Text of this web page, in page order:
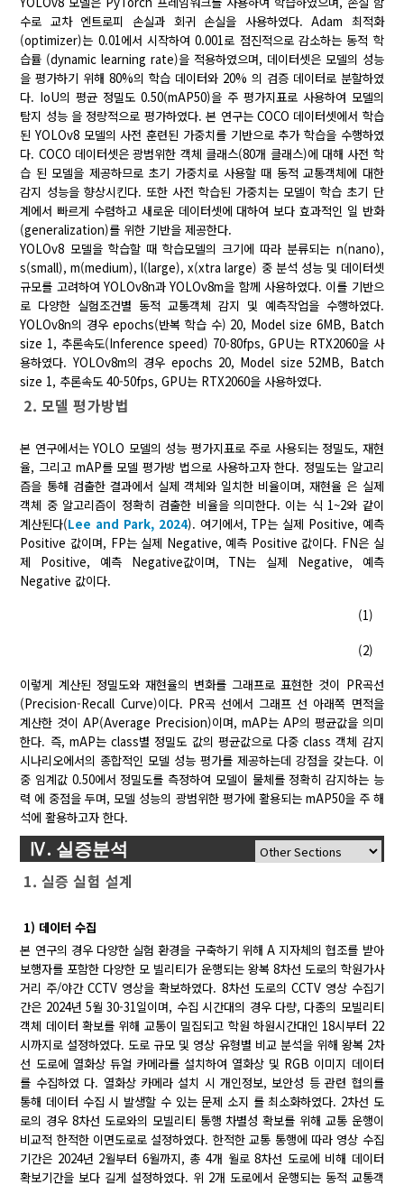
수로 교차 엔트로피 손실과 회귀 손실을 사용하였다. Adam 최적화
(optimizer)는 0.01에서 시작하여 0.001로 점진적으로 감소하는 동적 학
습률 (dynamic learning rate)을 적용하였으며, 데이터셋은 모델의 성능
을 평가하기 위해 80%의 학습 데이터와 20% 의 검증 데이터로 분할하였
다. IoU의 평균 정밀도 0.50(mAP50)을 주 평가지표로 사용하여 모델의
탐지 성능 을 정량적으로 평가하였다. 본 연구는 COCO 데이터셋에서 학습
된 YOLOv8 모델의 사전 훈련된 가중치를 기반으로 추가 학습을 수행하였
다. COCO 데이터셋은 광범위한 객체 클래스(80개 클래스)에 대해 사전 학
습 된 모델을 제공하므로 초기 가중치로 사용할 때 동적 교통객체에 대한
감지 성능을 향상시킨다. 또한 사전 학습된 가중치는 모델이 학습 초기 단
계에서 빠르게 수렴하고 새로운 데이터셋에 대하여 보다 효과적인 일 반화
(generalization)를 위한 기반을 제공한다.
YOLOv8 모델을 학습할 때 학습모델의 크기에 따라 분류되는 n(nano),
s(small), m(medium), l(large), x(xtra large) 중 분석 성능 및 데이터셋
규모를 고려하여 YOLOv8n과 YOLOv8m을 함께 사용하였다. 이를 기반으
로 다양한 실험조건별 동적 교통객체 감지 및 예측작업을 수행하였다.
YOLOv8n의 경우 epochs(반복 학습 수) 20, Model size 6MB, Batch
size 1, 추론속도(Inference speed) 70-80fps, GPU는 RTX2060을 사
용하였다. YOLOv8m의 경우 epochs 20, Model size 52MB, Batch
size 1, 추론속도 40-50fps, GPU는 RTX2060을 사용하였다.
2. 모델 평가방법
본 연구에서는 YOLO 모델의 성능 평가지표로 주로 사용되는 정밀도, 재현
율, 그리고 mAP를 모델 평가방 법으로 사용하고자 한다. 정밀도는 알고리
즘을 통해 검출한 결과에서 실제 객체와 일치한 비율이며, 재현율 은 실제
객체 중 알고리즘이 정확히 검출한 비율을 의미한다. 이는 식 1~2와 같이
계산된다(Lee and Park, 2024). 여기에서, TP는 실제 Positive, 예측
Positive 값이며, FP는 실제 Negative, 예측 Positive 값이다. FN은 실
제 Positive, 예측 Negative값이며, TN는 실제 Negative, 예측
Negative 값이다.
(1)
(2)
이렇게 계산된 정밀도와 재현율의 변화를 그래프로 표현한 것이 PR곡선
(Precision-Recall Curve)이다. PR곡 선에서 그래프 선 아래쪽 면적을
계산한 것이 AP(Average Precision)이며, mAP는 AP의 평균값을 의미
한다. 즉, mAP는 class별 정밀도 값의 평균값으로 다중 class 객체 감지
시나리오에서의 종합적인 모델 성능 평가를 제공하는데 강점을 갖는다. 이
중 임계값 0.50에서 정밀도를 측정하여 모델이 물체를 정확히 감지하는 능
력 에 중점을 두며, 모델 성능의 광범위한 평가에 활용되는 mAP50을 주 해
석에 활용하고자 한다.
Ⅳ. 실증분석
1. 실증 실험 설계
1) 데이터 수집
본 연구의 경우 다양한 실험 환경을 구축하기 위해 A 지자체의 협조를 받아
보행자를 포함한 다양한 모 빌리티가 운행되는 왕복 8차선 도로의 학원가사
거리 주/야간 CCTV 영상을 확보하였다. 8차선 도로의 CCTV 영상 수집기
간은 2024년 5월 30-31일이며, 수집 시간대의 경우 다량, 다종의 모빌리티
객체 데이터 확보를 위해 교통이 밀집되고 학원 하원시간대인 18시부터 22
시까지로 설정하였다. 도로 규모 및 영상 유형별 비교 분석을 위해 왕복 2차
선 도로에 열화상 듀얼 카메라를 설치하여 열화상 및 RGB 이미지 데이터
를 수집하였 다. 열화상 카메라 설치 시 개인정보, 보안성 등 관련 협의를
통해 데이터 수집 시 발생할 수 있는 문제 소지 를 최소화하였다. 2차선 도
로의 경우 8차선 도로와의 모빌리티 통행 차별성 확보를 위해 교통 운행이
비교적 한적한 이면도로로 설정하였다. 한적한 교통 통행에 따라 영상 수집
기간은 2024년 2월부터 6월까지, 총 4개 월로 8차선 도로에 비해 데이터
확보기간을 보다 길게 설정하였다. 위 2개 도로에서 운행되는 동적 교통객